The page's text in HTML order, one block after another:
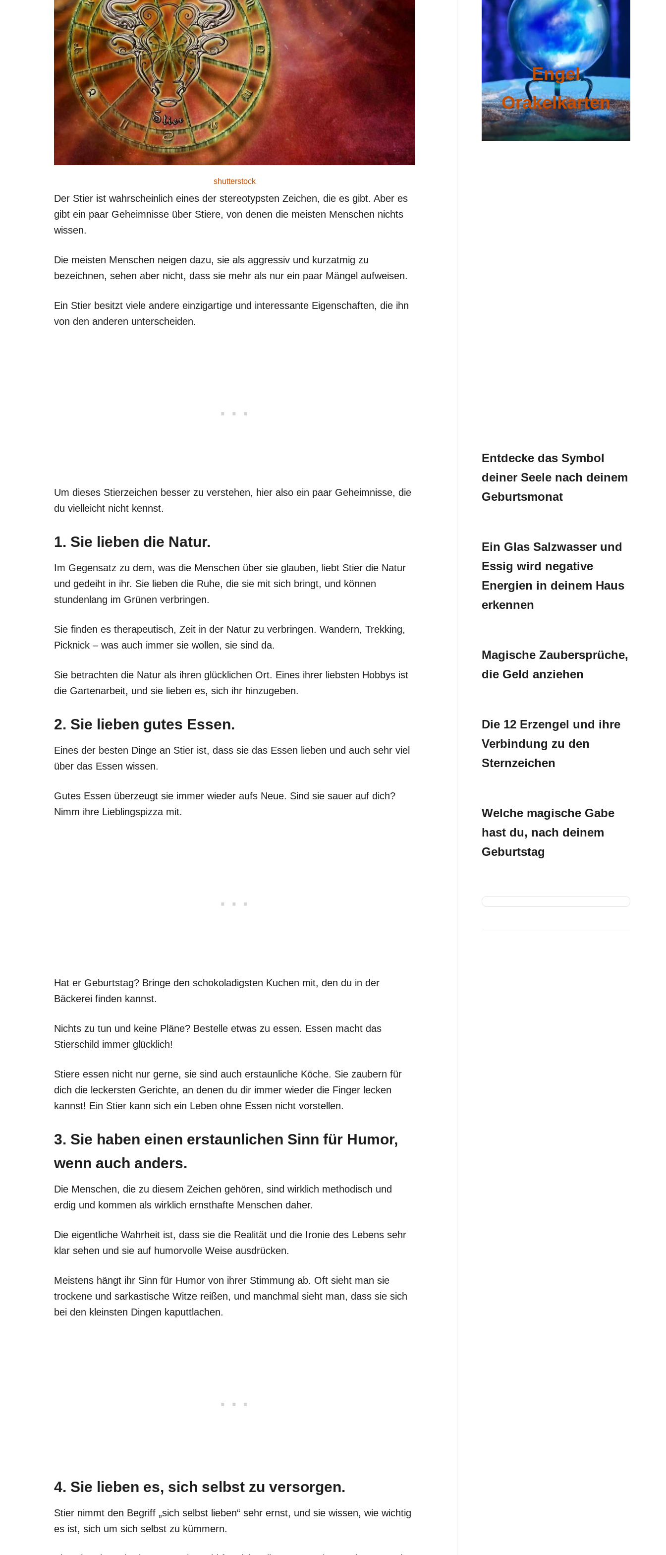
shutterstock
Der Stier ist wahrscheinlich eines der stereotypsten Zeichen, die es gibt. Aber es
gibt ein paar Geheimnisse über Stiere, von denen die meisten Menschen nichts
wissen.
Die meisten Menschen neigen dazu, sie als aggressiv und kurzatmig zu
bezeichnen, sehen aber nicht, dass sie mehr als nur ein paar Mängel aufweisen.
Ein Stier besitzt viele andere einzigartige und interessante Eigenschaften, die ihn
von den anderen unterscheiden.
Um dieses Stierzeichen besser zu verstehen, hier also ein paar Geheimnisse, die
du vielleicht nicht kennst.
1. Sie lieben die Natur.
Im Gegensatz zu dem, was die Menschen über sie glauben, liebt Stier die Natur
und gedeiht in ihr. Sie lieben die Ruhe, die sie mit sich bringt, und können
stundenlang im Grünen verbringen.
Sie finden es therapeutisch, Zeit in der Natur zu verbringen. Wandern, Trekking,
Picknick – was auch immer sie wollen, sie sind da.
Sie betrachten die Natur als ihren glücklichen Ort. Eines ihrer liebsten Hobbys ist
die Gartenarbeit, und sie lieben es, sich ihr hinzugeben.
2. Sie lieben gutes Essen.
Eines der besten Dinge an Stier ist, dass sie das Essen lieben und auch sehr viel
über das Essen wissen.
Gutes Essen überzeugt sie immer wieder aufs Neue. Sind sie sauer auf dich?
Nimm ihre Lieblingspizza mit.
Hat er Geburtstag? Bringe den schokoladigsten Kuchen mit, den du in der
Bäckerei finden kannst.
Nichts zu tun und keine Pläne? Bestelle etwas zu essen. Essen macht das
Stierschild immer glücklich!
Stiere essen nicht nur gerne, sie sind auch erstaunliche Köche. Sie zaubern für
dich die leckersten Gerichte, an denen du dir immer wieder die Finger lecken
kannst! Ein Stier kann sich ein Leben ohne Essen nicht vorstellen.
3. Sie haben einen erstaunlichen Sinn für Humor,
wenn auch anders.
Die Menschen, die zu diesem Zeichen gehören, sind wirklich methodisch und
erdig und kommen als wirklich ernsthafte Menschen daher.
Die eigentliche Wahrheit ist, dass sie die Realität und die Ironie des Lebens sehr
klar sehen und sie auf humorvolle Weise ausdrücken.
Meistens hängt ihr Sinn für Humor von ihrer Stimmung ab. Oft sieht man sie
trockene und sarkastische Witze reißen, und manchmal sieht man, dass sie sich
bei den kleinsten Dingen kaputtlachen.
4. Sie lieben es, sich selbst zu versorgen.
Stier nimmt den Begriff „sich selbst lieben“ sehr ernst, und sie wissen, wie wichtig
es ist, sich um sich selbst zu kümmern.
Engel
Orakelkarten
Entdecke das Symbol
deiner Seele nach deinem
Geburtsmonat
Ein Glas Salzwasser und
Essig wird negative
Energien in deinem Haus
erkennen
Magische Zaubersprüche,
die Geld anziehen
Die 12 Erzengel und ihre
Verbindung zu den
Sternzeichen
Welche magische Gabe
hast du, nach deinem
Geburtstag